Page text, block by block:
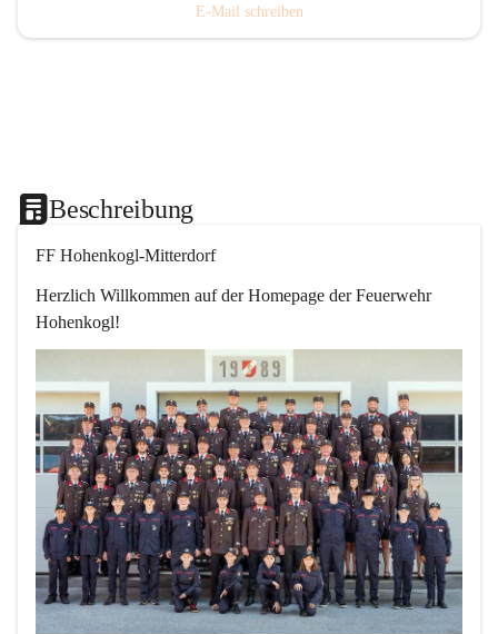
E-Mail schreiben
Beschreibung
FF Hohenkogl-Mitterdorf
Herzlich Willkommen auf der Homepage der Feuerwehr
Hohenkogl!